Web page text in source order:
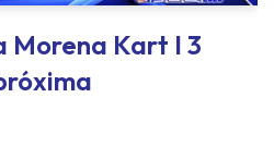
Morena Kart I 3